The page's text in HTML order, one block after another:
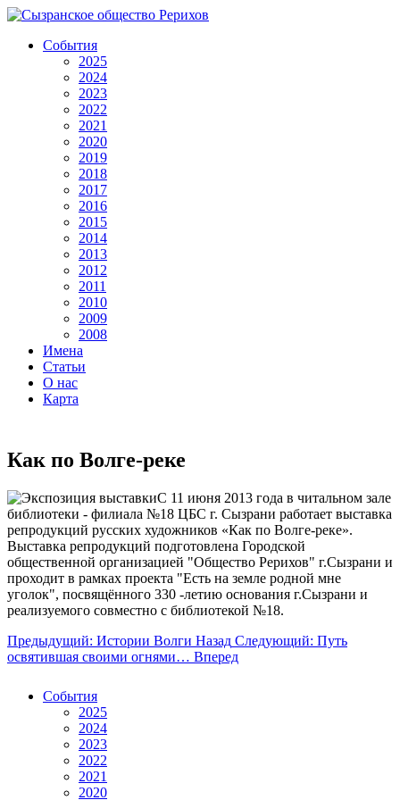
События
2025
2024
2023
2022
2021
2020
2019
2018
2017
2016
2015
2014
2013
2012
2011
2010
2009
2008
Имена
Статьи
О нас
Карта
Как по Волге-реке
С 11 июня 2013 года в читальном зале
библиотеки - филиала №18 ЦБС г. Сызрани работает выставка
репродукций русских художников «Как по Волге-реке».
Выставка репродукций подготовлена Городской
общественной организацией "Общество Рерихов" г.Сызрани и
проходит в рамках проекта "Есть на земле родной мне
уголок", посвящённого 330 -летию основания г.Сызрани и
реализуемого совместно с библиотекой №18.
Предыдущий: Истории Волги Назад Следующий: Путь
освятившая своими огнями… Вперед
События
2025
2024
2023
2022
2021
2020